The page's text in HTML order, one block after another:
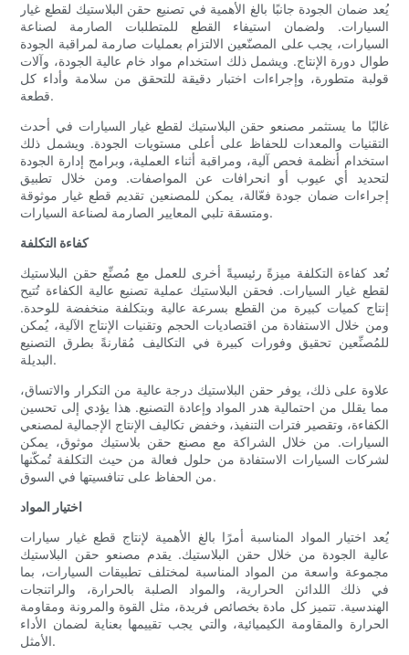
يُعد ضمان الجودة جانبًا بالغ الأهمية في تصنيع حقن البلاستيك لقطع غيار
السيارات. ولضمان استيفاء القطع للمتطلبات الصارمة لصناعة
السيارات، يجب على المصنّعين الالتزام بعمليات صارمة لمراقبة الجودة
طوال دورة الإنتاج. ويشمل ذلك استخدام مواد خام عالية الجودة، وآلات
قولبة متطورة، وإجراءات اختبار دقيقة للتحقق من سلامة وأداء كل
قطعة.
غالبًا ما يستثمر مصنعو حقن البلاستيك لقطع غيار السيارات في أحدث
التقنيات والمعدات للحفاظ على أعلى مستويات الجودة. ويشمل ذلك
استخدام أنظمة فحص آلية، ومراقبة أثناء العملية، وبرامج إدارة الجودة
لتحديد أي عيوب أو انحرافات عن المواصفات. ومن خلال تطبيق
إجراءات ضمان جودة فعّالة، يمكن للمصنعين تقديم قطع غيار موثوقة
ومتسقة تلبي المعايير الصارمة لصناعة السيارات.
كفاءة التكلفة
تُعد كفاءة التكلفة ميزةً رئيسيةً أخرى للعمل مع مُصنِّع حقن البلاستيك
لقطع غيار السيارات. فحقن البلاستيك عملية تصنيع عالية الكفاءة تُتيح
إنتاج كميات كبيرة من القطع بسرعة عالية وبتكلفة منخفضة للوحدة.
ومن خلال الاستفادة من اقتصاديات الحجم وتقنيات الإنتاج الآلية، يُمكن
للمُصنِّعين تحقيق وفورات كبيرة في التكاليف مُقارنةً بطرق التصنيع
البديلة.
علاوة على ذلك، يوفر حقن البلاستيك درجة عالية من التكرار والاتساق،
مما يقلل من احتمالية هدر المواد وإعادة التصنيع. هذا يؤدي إلى تحسين
الكفاءة، وتقصير فترات التنفيذ، وخفض تكاليف الإنتاج الإجمالية لمصنعي
السيارات. من خلال الشراكة مع مصنع حقن بلاستيك موثوق، يمكن
لشركات السيارات الاستفادة من حلول فعالة من حيث التكلفة تُمكّنها
من الحفاظ على تنافسيتها في السوق.
اختيار المواد
يُعد اختيار المواد المناسبة أمرًا بالغ الأهمية لإنتاج قطع غيار سيارات
عالية الجودة من خلال حقن البلاستيك. يقدم مصنعو حقن البلاستيك
مجموعة واسعة من المواد المناسبة لمختلف تطبيقات السيارات، بما
في ذلك اللدائن الحرارية، والمواد الصلبة بالحرارة، والراتنجات
الهندسية. تتميز كل مادة بخصائص فريدة، مثل القوة والمرونة ومقاومة
الحرارة والمقاومة الكيميائية، والتي يجب تقييمها بعناية لضمان الأداء
الأمثل.